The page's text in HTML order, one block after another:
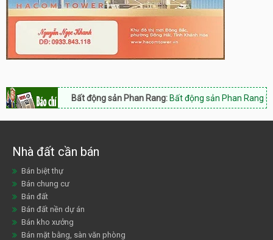
Bất động sản Phan Rang:Bất động sản Phan Rang Nam
Nhà đất cần bán
Bán biệt thự
Bán chung cư
Bán đất
Bán đất nền dự án
Bán kho xưởng
Bán mặt bằng, sàn văn phòng